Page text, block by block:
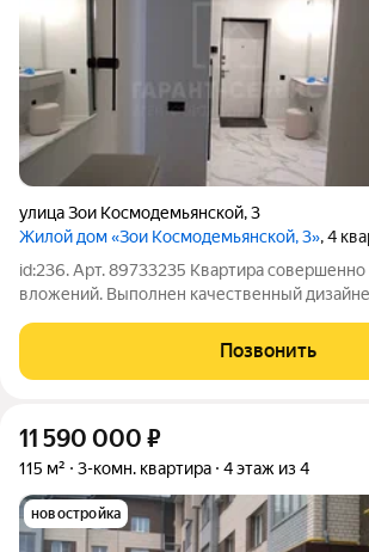
улица Зои Космодемьянской,3
Жилой дом «Зои Космодемьянской, 3», 4
id:236. Арт. 89733235 Квартира совершенно
вложений. Выполнен качественный
вытяжка, кондиционеры в каждой комнате,
машинка, холодильник, варочная
Позвонить
11 590 000 ₽
115 м² 3-комн. квартира 4 этаж из 4
новостройка